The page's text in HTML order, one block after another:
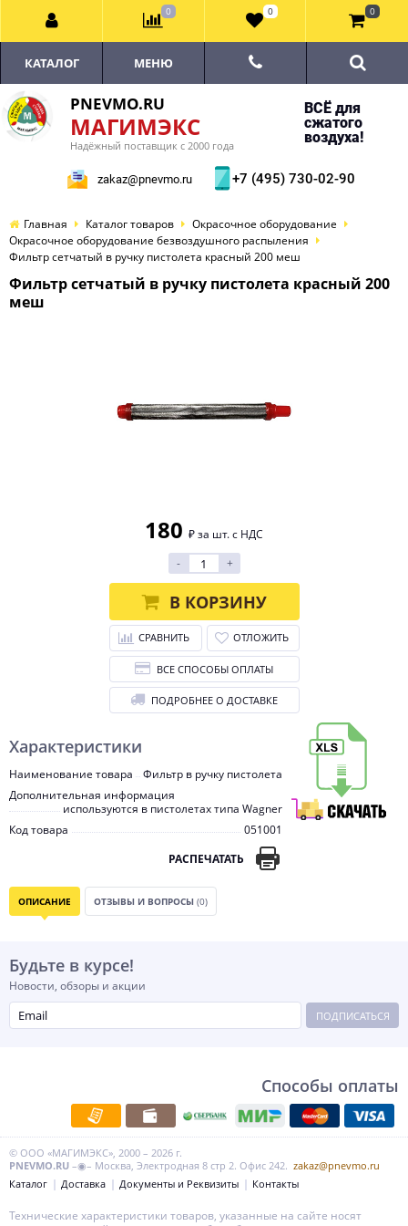
PNEVMO.RU
МАГИМЭКС
Надёжный поставщик с 2000 года
ВСЁ для
сжатого
воздуха!
zakaz@pnevmo.ru +7 (495) 730-02-90
КАТАЛОГ МЕНЮ
Главная Каталог товаров
Окрасочное оборудование
Окрасочное оборудование безвоздушного распыления
Фильтр сетчатый в ручку пистолета красный 200 меш
Фильтр сетчатый в ручку пистолета красный 200
меш
Характеристики
Наименование товара
Фильтр в ручку пистолета
Дополнительная информация
используются в пистолетах типа Wagner
Код товара
051001
РАСПЕЧАТАТЬ
180 ₽ за шт. с НДС
-
+
В КОРЗИНУ
СРАВНИТЬ ОТЛОЖИТЬ
ВСЕ СПОСОБЫ ОПЛАТЫ
ПОДРОБНЕЕ О ДОСТАВКЕ
ОПИСАНИЕ ОТЗЫВЫ И ВОПРОСЫ (0)
Будьте в курсе!
Новости, обзоры и акции
ПОДПИСАТЬСЯ
Способы оплаты
© ООО «МАГИМЭКС», 2000 – 2026 г.
PNEVMO.RU –◉– Москва, Электродная 8 стр 2. Офис 242. zakaz@pnevmo.ru
Каталог
Доставка Документы и Реквизиты Контакты
0 0 0
Технические характеристики товаров, указанные на сайте носят